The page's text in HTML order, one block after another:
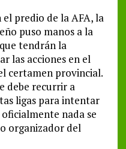
el predio de la AFA, la
puso manos a la
tendrán la
las acciones en el
certamen provincial.
debe recurrir a
ligas para intentar
nada se
organizador del